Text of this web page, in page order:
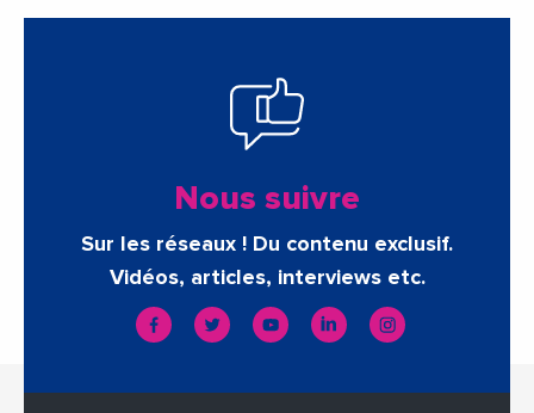
Nous suivre
Sur les réseaux ! Du contenu exclusif.
Vidéos, articles, interviews etc.